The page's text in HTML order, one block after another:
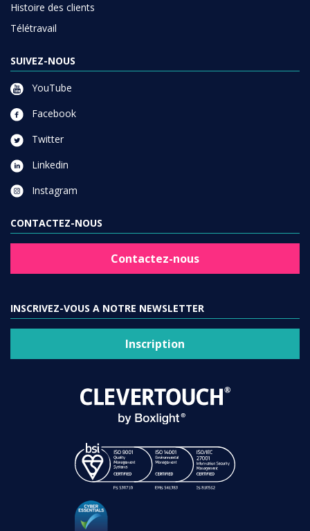
Histoire des clients
Télétravail
SUIVEZ-NOUS
YouTube
Facebook
Twitter
Linkedin
Instagram
CONTACTEZ-NOUS
Contactez-nous
INSCRIVEZ-VOUS A NOTRE NEWSLETTER
Inscription